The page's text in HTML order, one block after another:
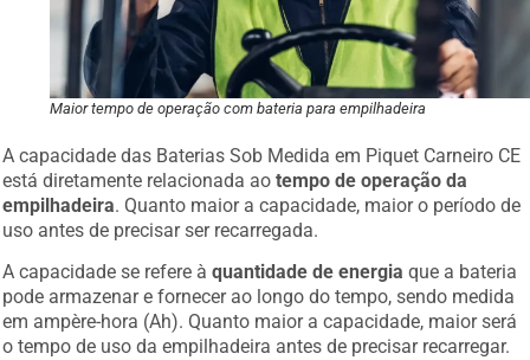
Maior tempo de operação com bateria para empilhadeira
A capacidade das Baterias Sob Medida em Piquet Carneiro CE
está diretamente relacionada aotempo de operação da
empilhadeira. Quanto maior a capacidade, maior o período de
uso antes de precisar ser recarregada.
A capacidade se refere àquantidade de energia que a bateria
pode armazenar e fornecer ao longo do tempo, sendo medida
em ampère-hora (Ah). Quanto maior a capacidade, maior será
o tempo de uso da empilhadeira antes de precisar recarregar.